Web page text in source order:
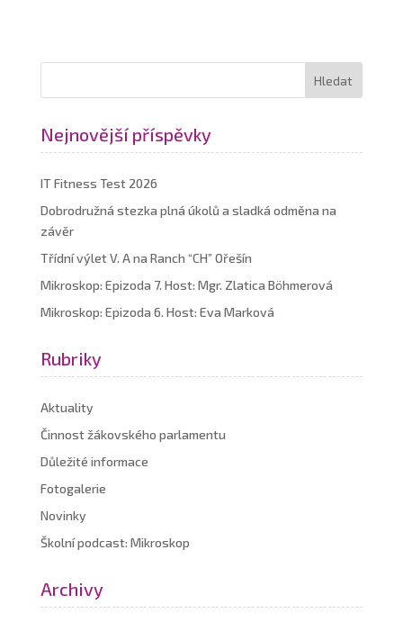
Nejnovější příspěvky
IT Fitness Test 2026
Dobrodružná stezka plná úkolů a sladká odměna na
závěr
Třídní výlet V. A na Ranch “CH” Ořešín
Mikroskop: Epizoda 7. Host: Mgr. Zlatica Böhmerová
Mikroskop: Epizoda 6. Host: Eva Marková
Rubriky
Aktuality
Činnost žákovského parlamentu
Důležité informace
Fotogalerie
Novinky
Školní podcast: Mikroskop
Archivy